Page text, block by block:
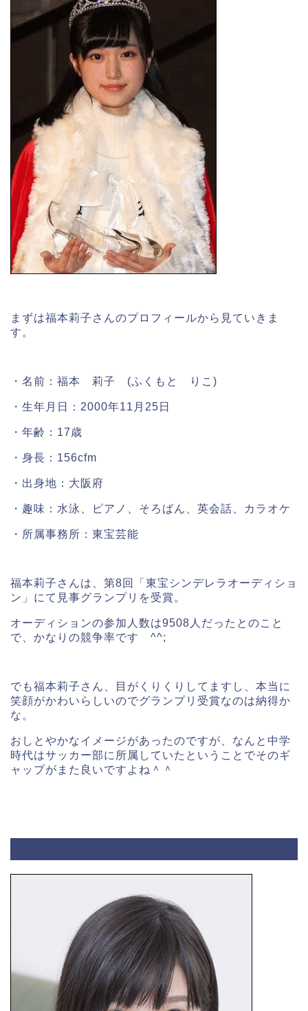
まずは福本莉子さんのプロフィールから見ていきま
す。
・名前：福本 莉子 (ふくもと りこ)
・生年月日：2000年11月25日
・年齢：17歳
・身長：156cfm
・出身地：大阪府
・趣味：水泳、ピアノ、そろばん、英会話、カラオケ
・所属事務所：東宝芸能
福本莉子さんは、第8回「東宝シンデレラオーディショ
ン」にて見事グランプリを受賞。
オーディションの参加人数は9508人だったとのこと
で、かなりの競争率です ^^;
でも福本莉子さん、目がくりくりしてますし、本当に
笑顔がかわいらしいのでグランプリ受賞なのは納得か
な。
おしとやかなイメージがあったのですが、なんと中学
時代はサッカー部に所属していたということでそのギ
ャップがまた良いですよね＾＾